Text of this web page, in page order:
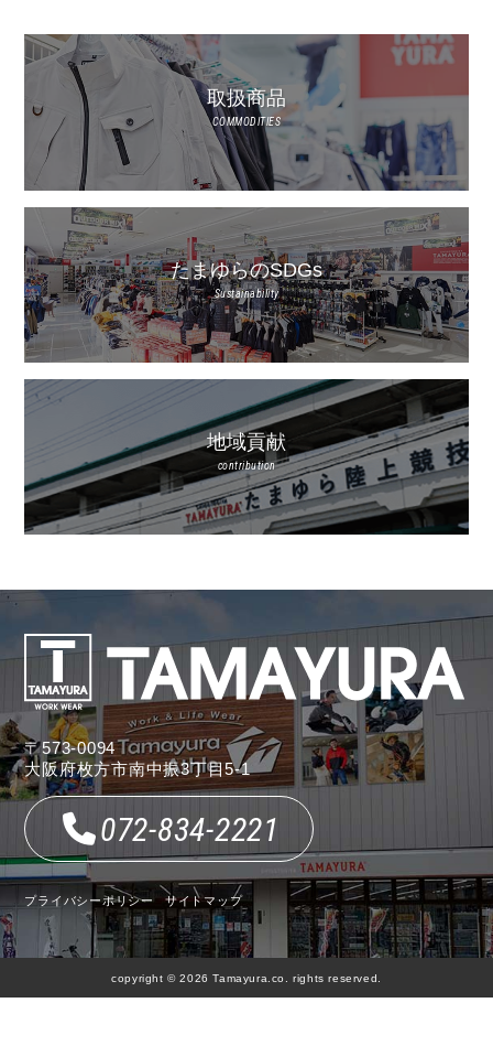
取扱商品
COMMODITIES
たまゆらのSDGs
Sustainability
地域貢献
contribution
〒573-0094
大阪府枚方市南中振3丁目5-1
072-834-2221
プライバシーポリシー サイトマップ
copyright © 2026 Tamayura.co. rights reserved.